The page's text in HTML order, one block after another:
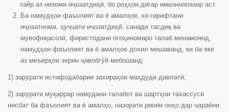
ғайр аз низоми иҷозатдиҳӣ, бо роҳҳои дигар имконнопазир аст.
Ба намудҳои фаъолият ва ё амалҳое, ки гирифтани
иҷозатнома, ҳуҷҷати иҷозатдиҳӣ, санади тасдиқ ва
мувофиқасозӣ, фиристодани огоҳиномаро талаб менамоянд,
намудҳои фаъолият ва ё амалҳое дохил мешаванд, ки ба яке
аз меъёрҳои зерин ҷавобгӯй мебошанд:
1) зарурати истифодабарии захираҳои маҳдуди давлатӣ;
2) зарурати муқаррар намудани талабот ва шартҳои тахассусӣ
нисбат ба фаъолият ва ё амалҳо, назорати риояи онҳо дар ҷараёни